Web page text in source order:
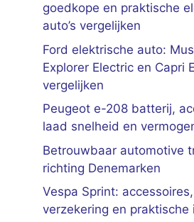
goedkope en praktische
auto’s vergelijken
Ford elektrische auto:
Explorer Electric en Capri
vergelijken
Peugeot e-208 batterij,
laad snelheid en
Betrouwbaar automotive
richting Denemarken
Vespa Sprint:
verzekering en praktische